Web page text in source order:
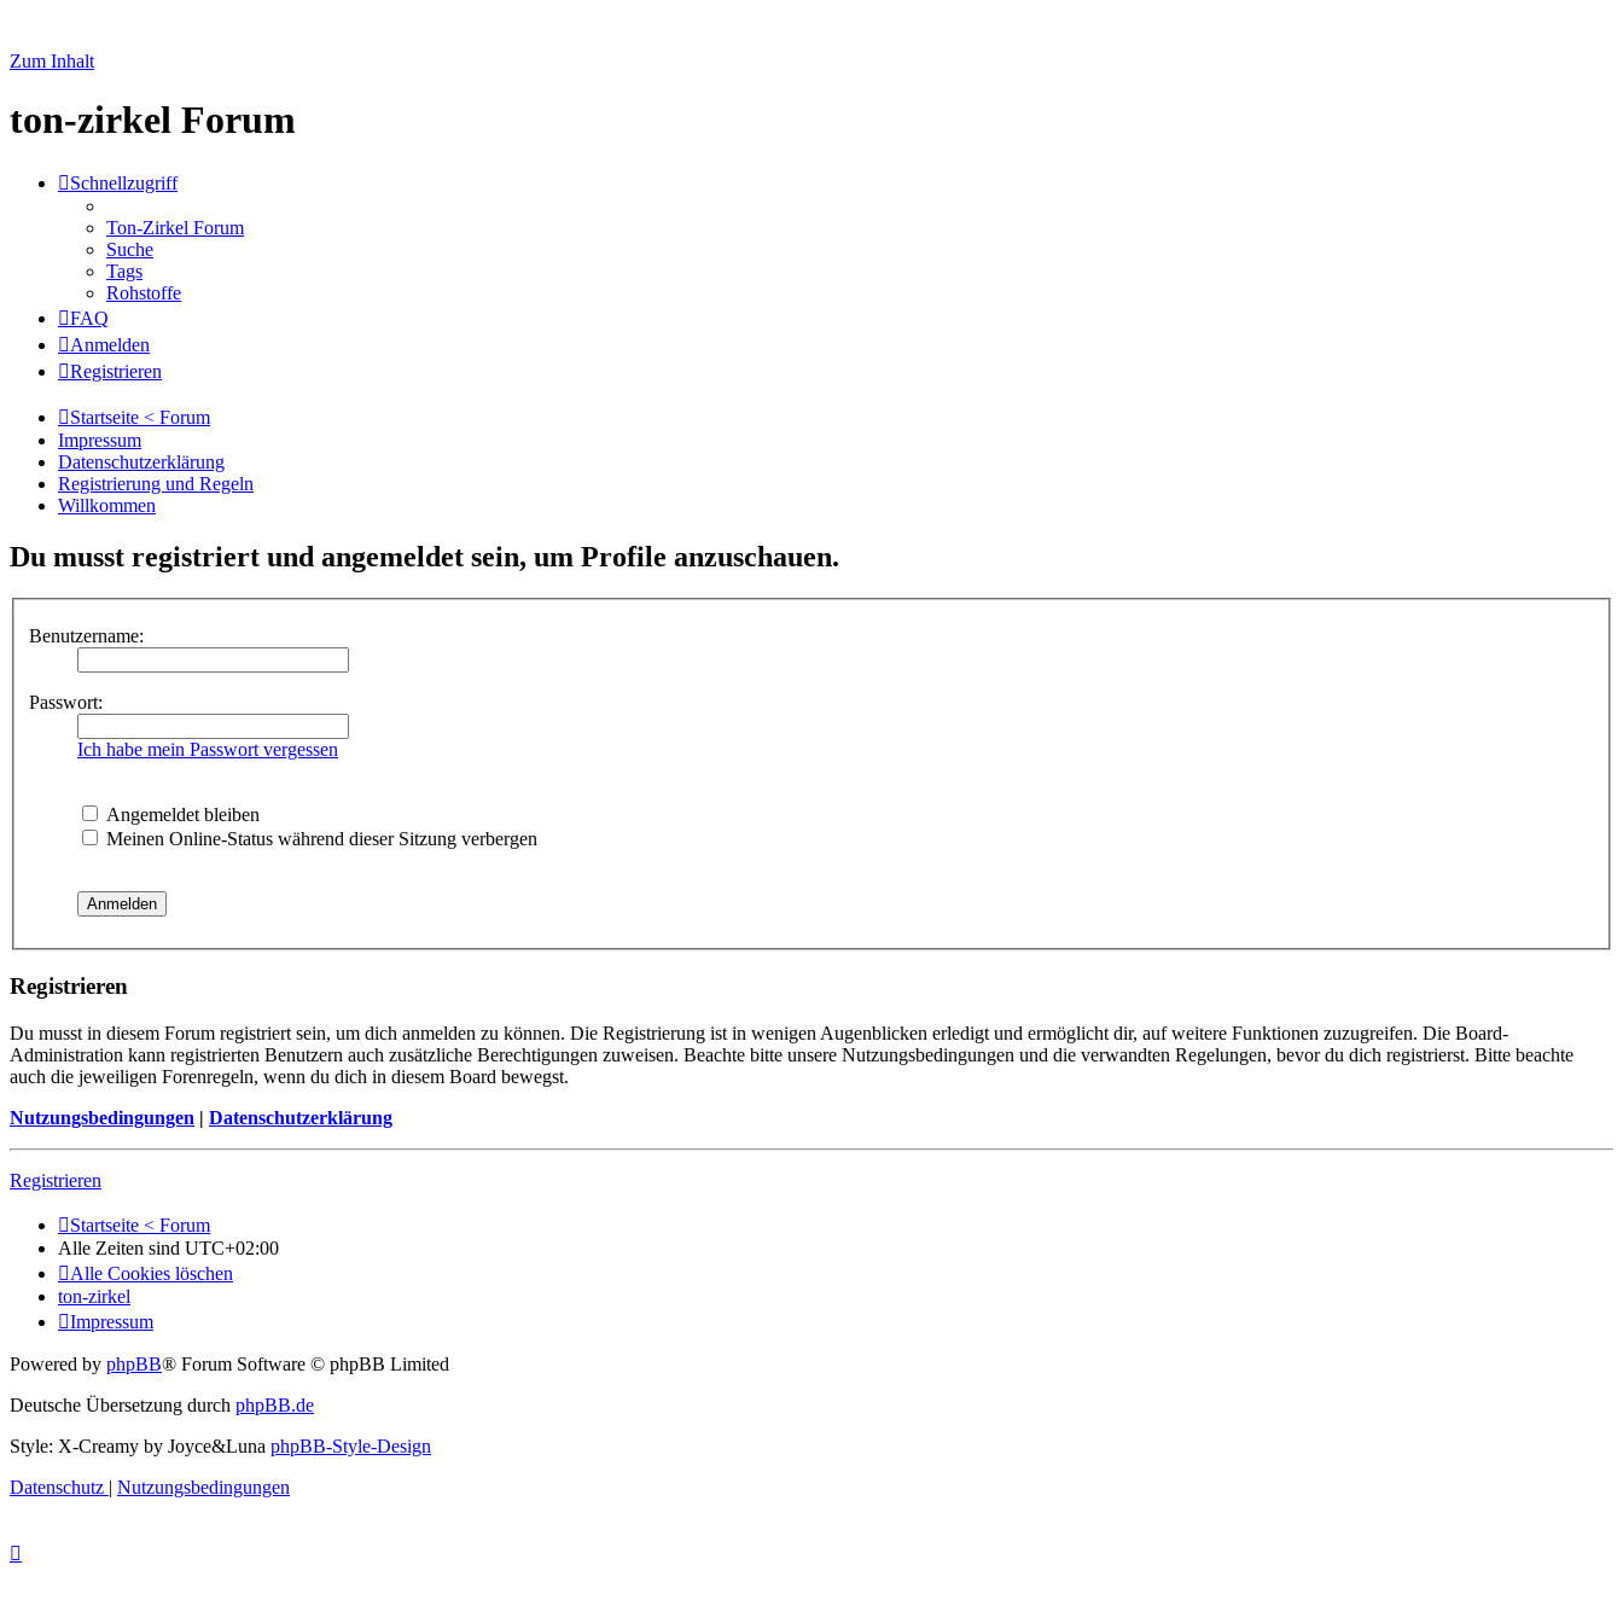
Zum Inhalt
ton-zirkel Forum
Schnellzugriff
Ton-Zirkel Forum
Suche
Tags
Rohstoffe
FAQ
Anmelden
Registrieren
Startseite < Forum
Impressum
Datenschutzerklärung
Registrierung und Regeln
Willkommen
Du musst registriert und angemeldet sein, um Profile anzuschauen.
Benutzername:
Passwort:
Ich habe mein Passwort vergessen
Angemeldet bleiben
Meinen Online-Status während dieser Sitzung verbergen
Registrieren
Du musst in diesem Forum registriert sein, um dich anmelden zu können. Die Registrierung ist in wenigen Augenblicken erledigt und ermöglicht dir, auf weitere Funktionen zuzugreifen. Die Board-
Administration kann registrierten Benutzern auch zusätzliche Berechtigungen zuweisen. Beachte bitte unsere Nutzungsbedingungen und die verwandten Regelungen, bevor du dich registrierst. Bitte beachte
auch die jeweiligen Forenregeln, wenn du dich in diesem Board bewegst.
Nutzungsbedingungen | Datenschutzerklärung
Registrieren
Startseite < Forum
Alle Zeiten sind UTC+02:00
Alle Cookies löschen
ton-zirkel
Impressum
Powered by phpBB® Forum Software © phpBB Limited
Deutsche Übersetzung durch phpBB.de
Style: X-Creamy by Joyce&Luna phpBB-Style-Design
Datenschutz | Nutzungsbedingungen